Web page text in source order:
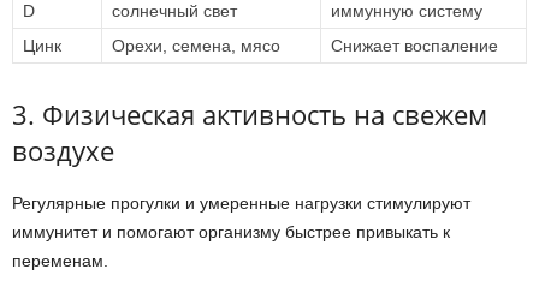
D
солнечный свет
иммунную систему
Цинк
Орехи, семена, мясо Снижает воспаление
3. Физическая активность на свежем
воздухе
Регулярные прогулки и умеренные нагрузки стимулируют
иммунитет и помогают организму быстрее привыкать к
переменам.